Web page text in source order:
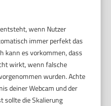
wenn Nutzer
immer perfekt das
kann es vorkommen, dass
wirkt, wenn falsche
wurden. Achte
deiner Webcam und der
sollte die Skalierung